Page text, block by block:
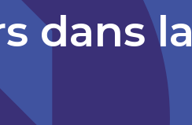
dans la